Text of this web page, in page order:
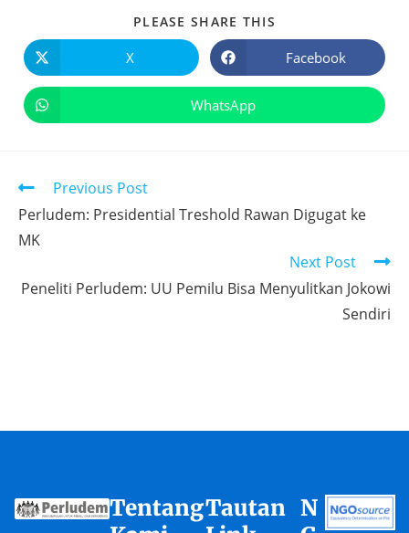
PLEASE SHARE THIS
X Facebook
WhatsApp
Previous Post
Perludem: Presidential Treshold Rawan Digugat ke
MK
Next Post
Peneliti Perludem: UU Pemilu Bisa Menyulitkan Jokowi
Sendiri
TentangTautan N